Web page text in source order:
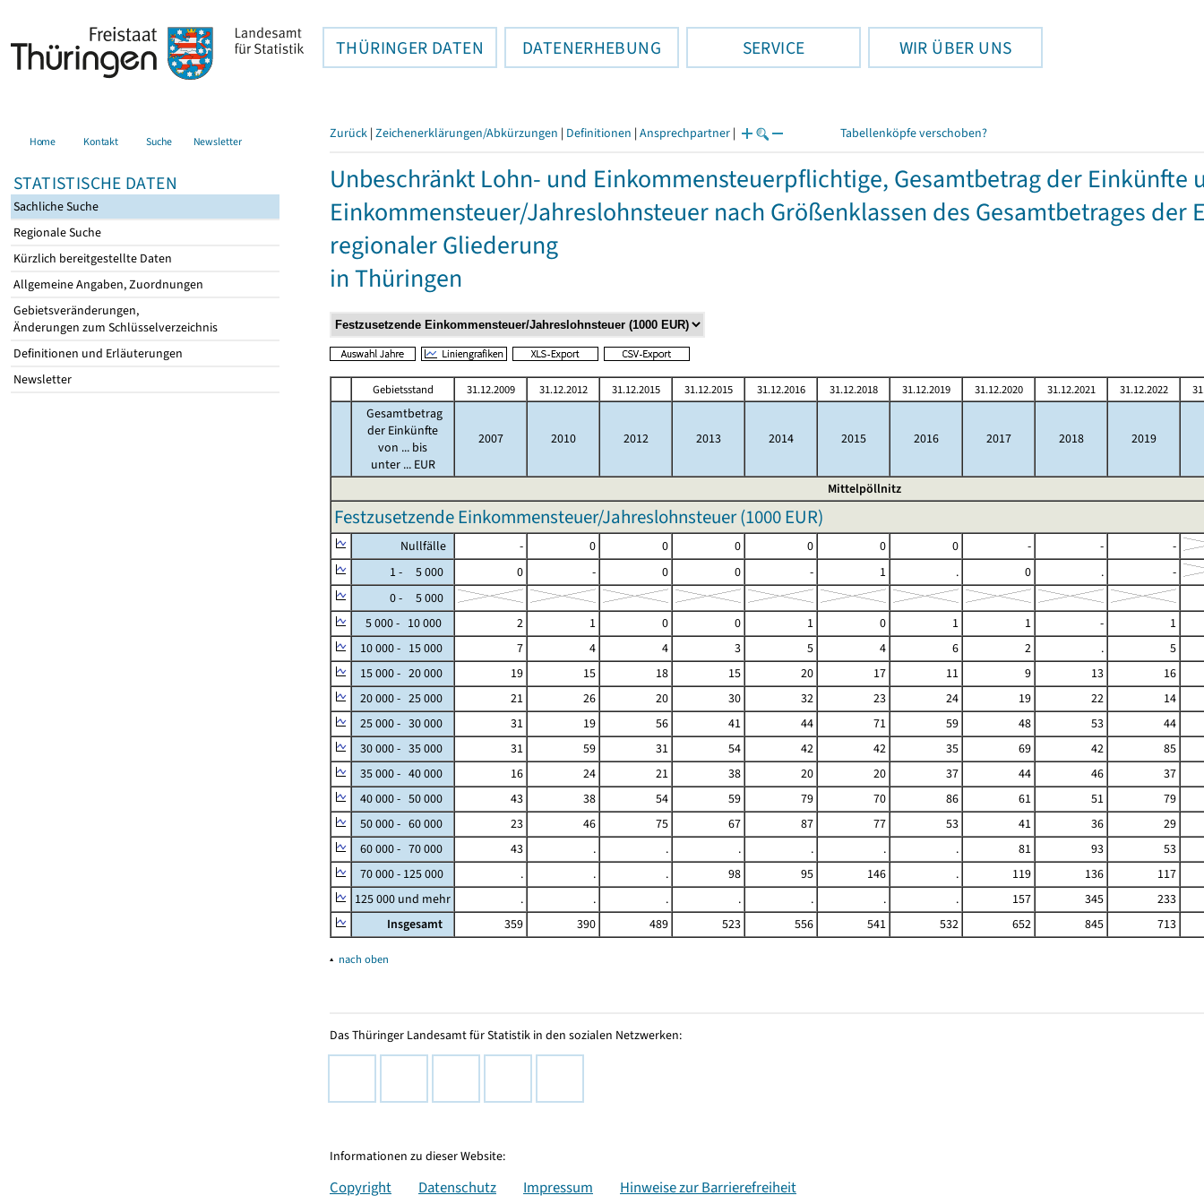
THÜRINGER DATEN DATENERHEBUNG SERVICE WIR ÜBER UNS
Home Kontakt Suche Newsletter
STATISTISCHE DATEN
Sachliche Suche
Regionale Suche
Kürzlich bereitgestellte Daten
Allgemeine Angaben, Zuordnungen
Gebietsveränderungen,
Änderungen zum Schlüsselverzeichnis
Definitionen und Erläuterungen
Newsletter
Zurück | Zeichenerklärungen/Abkürzungen | Definitionen | Ansprechpartner | Tabellenköpfe verschoben?
Unbeschränkt Lohn- und Einkommensteuerpflichtige, Gesamtbetrag der Einkünfte
Einkommensteuer/Jahreslohnsteuer nach Größenklassen des Gesamtbetrages der
regionaler Gliederung
in Thüringen
Gebietsstand 31.12.2009 31.12.2012 31.12.2015 31.12.2015 31.12.2016 31.12.2018 31.12.2019 31.12.2020 31.12.2021 31.12.2022
Gesamtbetrag
der Einkünfte
von ... bis
unter ... EUR
2007 2010 2012 2013 2014 2015 2016 2017 2018 2019
Mittelpöllnitz
Festzusetzende Einkommensteuer/Jahreslohnsteuer (1000 EUR)
Nullfälle - 0 0 0 0 0 0 - -
-
1 - 5 000
0 - 0 0 - 1 . 0 .
-
0 - 5 000
5 000 - 10 000
2 1 0 0 1 0 1 1 -
1
10 000 - 15 000
7 4 4 3 5 4 6 2 .
5
15 000 - 20 000
19 15 18 15 20 17 11 9 13
16
20 000 - 25 000
21 26 20 30 32 23 24 19 22
14
25 000 - 30 000
31 19 56 41 44 71 59 48 53
44
30 000 - 35 000
31 59 31 54 42 42 35 69 42
85
35 000 - 40 000
16 24 21 38 20 20 37 44 46
37
40 000 - 50 000
43 38 54 59 79 70 86 61 51
79
50 000 - 60 000
23 46 75 67 87 77 53 41 36
29
60 000 - 70 000
43 . . . . . . 81 93
53
70 000 - 125 000
. . . 98 95 146 . 119 136
117
125 000 und mehr
. . . . . . . 157 345
233
Insgesamt
359 390 489 523 556 541 532 652 845 713
▴ nach oben
Das Thüringer Landesamt für Statistik in den sozialen Netzwerken:
Informationen zu dieser Website:
Copyright Datenschutz Impressum Hinweise zur Barrierefreiheit